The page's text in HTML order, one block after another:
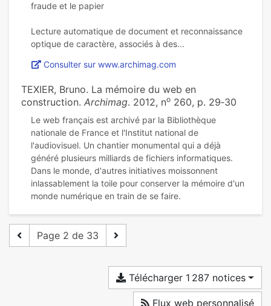
fraude et le papier
Lecture automatique de document et reconnaissance
Consulter sur www.archimag.com
TEXIER, Bruno. La mémoire du web en
construction. Archimag. 2012, no 260, p. 29‑30
Le web français est archivé par la Bibliothèque
nationale de France et l'Institut national de
l'audiovisuel. Un chantier monumental qui a déjà
généré plusieurs milliards de fichiers informatiques.
Dans le monde, d'autres initiatives moissonnent
inlassablement la toile pour conserver la mémoire d'un
Page 2 de 33
Télécharger 1 287 notices
Flux web personnalisé